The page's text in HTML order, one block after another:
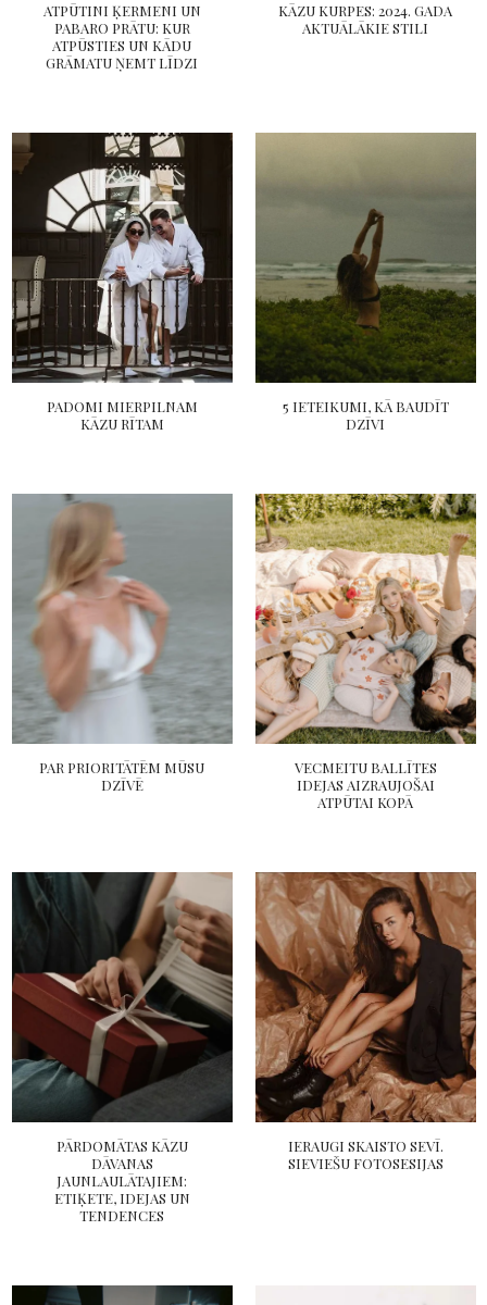
ATPŪTINI ĶERMENI UN
PABARO PRĀTU: KUR
ATPŪSTIES UN KĀDU
GRĀMATU ŅEMT LĪDZI
KĀZU KURPES: 2024. GADA
AKTUĀLĀKIE STILI
PADOMI MIERPILNAM
KĀZU RĪTAM
5 IETEIKUMI, KĀ BAUDĪT
DZĪVI
PAR PRIORITĀTĒM MŪSU
DZĪVĒ
VECMEITU BALLĪTES
IDEJAS AIZRAUJOŠAI
ATPŪTAI KOPĀ
PĀRDOMĀTAS KĀZU
DĀVANAS
JAUNLAULĀTAJIEM:
ETIĶETE, IDEJAS UN
TENDENCES
IERAUGI SKAISTO SEVĪ.
SIEVIEŠU FOTOSESIJAS